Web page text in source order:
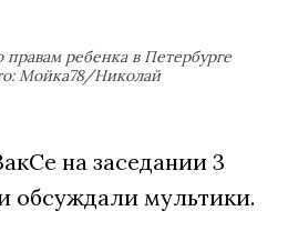
ребенка в Петербурге
Мойка78/Николай
на заседании 3
обсуждали мультики.